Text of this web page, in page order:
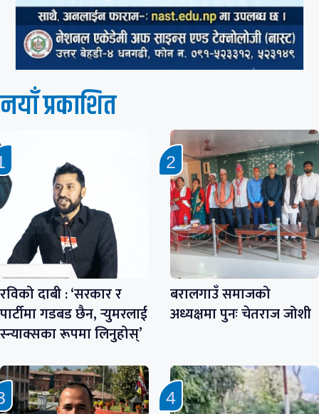
नयाँ प्रकाशित
रविको दाबी : ‘सरकार र
पार्टीमा गडबड छैन, र्‍युमरलाई
स्न्याक्सका रूपमा लिनुहोस्’
बरालगाउँ समाजको
अध्यक्षमा पुनः चेतराज जोशी